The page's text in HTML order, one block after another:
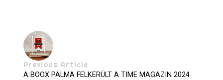
Previous Article
A BOOX PALMA FELKERÜLT A TIME MAGAZIN 2024